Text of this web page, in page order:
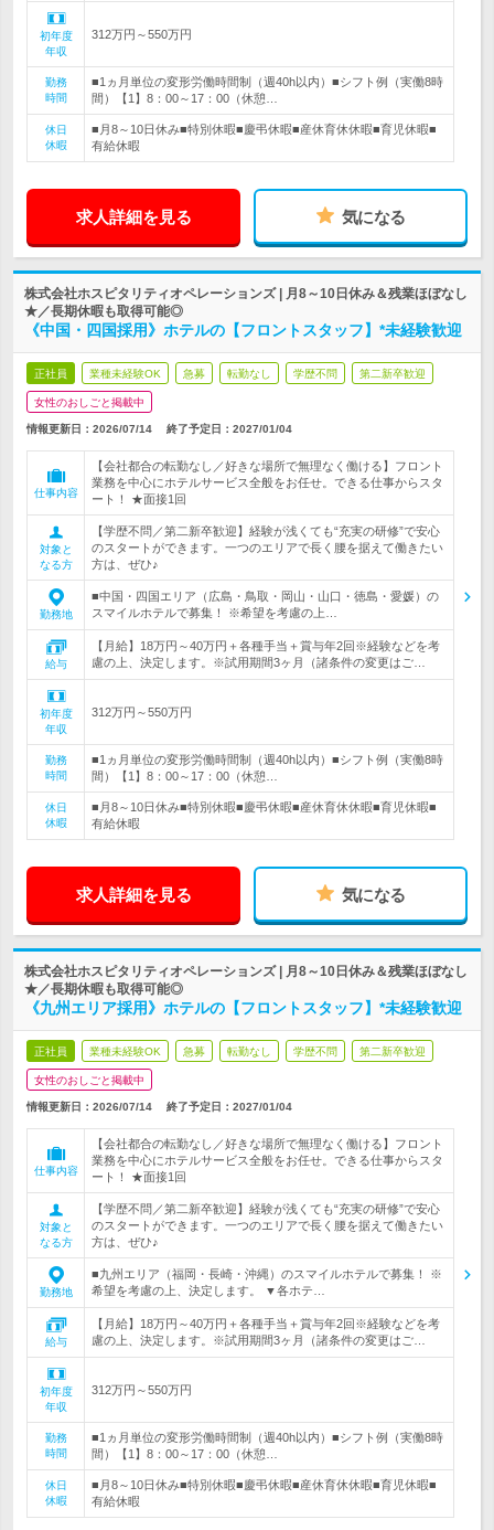
初年度
年収
312万円～550万円
勤務
時間
■1ヵ月単位の変形労働時間制（週40h以内）■シフト例（実働8時
間）【1】8：00～17：00（休憩…
休日
休暇
■月8～10日休み■特別休暇■慶弔休暇■産休育休休暇■育児休暇■
有給休暇
求人詳細を見る 気になる
株式会社ホスピタリティオペレーションズ | 月8～10日休み＆残業ほぼなし
★／長期休暇も取得可能◎
《中国・四国採用》ホテルの【フロントスタッフ】*未経験歓迎
正社員 業種未経験OK 急募 転勤なし 学歴不問 第二新卒歓迎
女性のおしごと掲載中
情報更新日：2026/07/14 終了予定日： 2027/01/04
仕事内容
【会社都合の転勤なし／好きな場所で無理なく働ける】フロント
業務を中心にホテルサービス全般をお任せ。できる仕事からスタ
ート！ ★面接1回
対象と
なる方
【学歴不問／第二新卒歓迎】経験が浅くても“充実の研修”で安心
のスタートができます。一つのエリアで長く腰を据えて働きたい
方は、ぜひ♪
勤務地
■中国・四国エリア（広島・鳥取・岡山・山口・徳島・愛媛）の
スマイルホテルで募集！ ※希望を考慮の上…
給与
【月給】18万円～40万円＋各種手当＋賞与年2回※経験などを考
慮の上、決定します。※試用期間3ヶ月（諸条件の変更はご…
初年度
年収
312万円～550万円
勤務
時間
■1ヵ月単位の変形労働時間制（週40h以内）■シフト例（実働8時
間）【1】8：00～17：00（休憩…
休日
休暇
■月8～10日休み■特別休暇■慶弔休暇■産休育休休暇■育児休暇■
有給休暇
求人詳細を見る 気になる
株式会社ホスピタリティオペレーションズ | 月8～10日休み＆残業ほぼなし
★／長期休暇も取得可能◎
《九州エリア採用》ホテルの【フロントスタッフ】*未経験歓迎
正社員 業種未経験OK 急募 転勤なし 学歴不問 第二新卒歓迎
女性のおしごと掲載中
情報更新日：2026/07/14 終了予定日： 2027/01/04
仕事内容
【会社都合の転勤なし／好きな場所で無理なく働ける】フロント
業務を中心にホテルサービス全般をお任せ。できる仕事からスタ
ート！ ★面接1回
対象と
なる方
【学歴不問／第二新卒歓迎】経験が浅くても“充実の研修”で安心
のスタートができます。一つのエリアで長く腰を据えて働きたい
方は、ぜひ♪
勤務地
■九州エリア（福岡・長崎・沖縄）のスマイルホテルで募集！ ※
希望を考慮の上、決定します。 ▼各ホテ…
給与
【月給】18万円～40万円＋各種手当＋賞与年2回※経験などを考
慮の上、決定します。※試用期間3ヶ月（諸条件の変更はご…
初年度
年収
312万円～550万円
勤務
時間
■1ヵ月単位の変形労働時間制（週40h以内）■シフト例（実働8時
間）【1】8：00～17：00（休憩…
休日
休暇
■月8～10日休み■特別休暇■慶弔休暇■産休育休休暇■育児休暇■
有給休暇